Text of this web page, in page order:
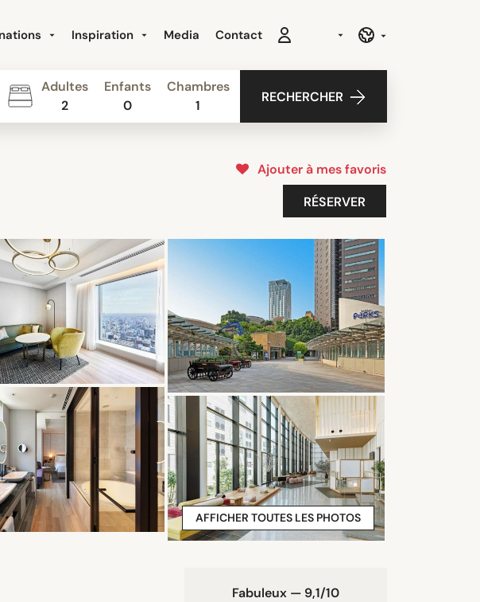
Inspiration Media Contact
Adultes
2
Enfants
0
Chambres
1
RECHERCHER
Ajouter à mes favoris
RÉSERVER
AFFICHER TOUTES LES PHOTOS
Fabuleux — 9,1/10